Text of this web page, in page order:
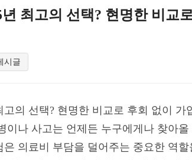
최고의 선택? 현명한 비교
시글
고의 선택? 현명한 비교로 후회 없이
이나 사고는 언제든 누구에게나 찾아
은 의료비 부담을 덜어주는 중요한 역